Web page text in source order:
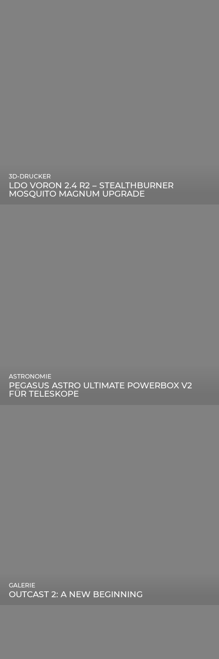
LDO VORON 2.4 R2 – STEALTHBURNER
MOSQUITO MAGNUM UPGRADE
3D-DRUCKER
PEGASUS ASTRO ULTIMATE POWERBOX V2
FÜR TELESKOPE
ASTRONOMIE
OUTCAST 2: A NEW BEGINNING
GALERIE